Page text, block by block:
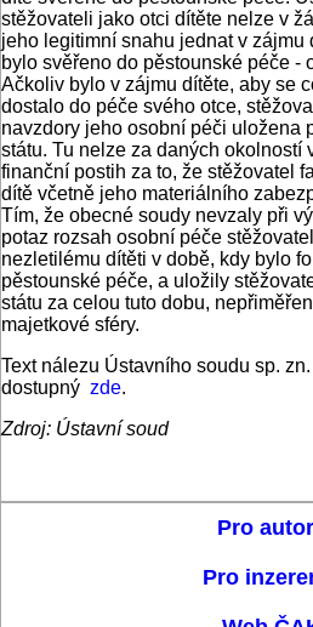
stěžovateli jako otci dítěte nelze v
jeho legitimní snahu jednat v zájmu
bylo svěřeno do pěstounské péče -
Ačkoliv bylo v zájmu dítěte, aby se
dostalo do péče svého otce,
navzdory jeho osobní péči uložena
státu. Tu nelze za daných okolností
finanční postih za to, že stěžovatel
dítě včetně jeho materiálního
Tím, že obecné soudy nevzaly při
potaz rozsah osobní péče
nezletilému dítěti v době, kdy bylo
pěstounské péče, a uložily
státu za celou tuto dobu,
majetkové sféry.
Text nálezu Ústavního soudu sp.
dostupný zde.
Zdroj: Ústavní soud
Pro
Pro